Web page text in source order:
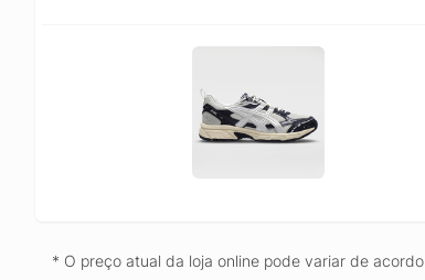
* O preço atual da loja online pode variar de